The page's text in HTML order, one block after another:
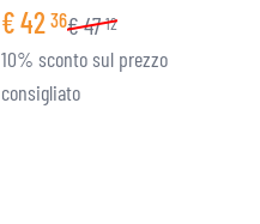
€42 36€47 12
10% sconto sul prezzo
consigliato